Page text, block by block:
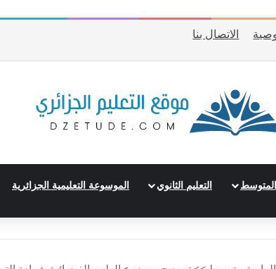
الاتصال بنا
المتوسط التعليم الثانوي الموسوعة التعليمية الجزائرية